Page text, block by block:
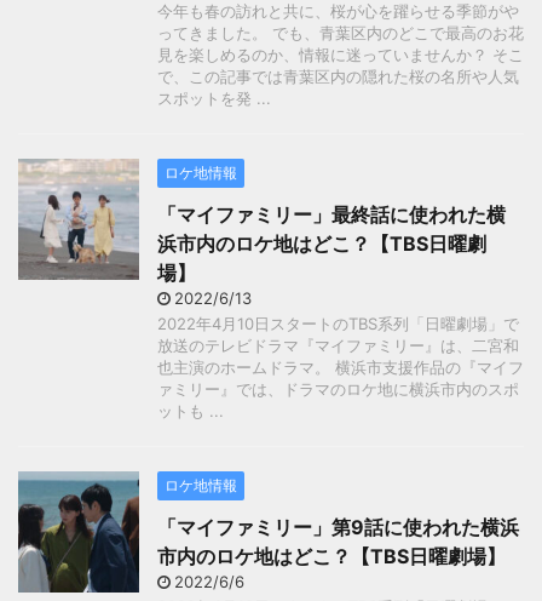
今年も春の訪れと共に、桜が心を躍らせる季節がや
ってきました。 でも、青葉区内のどこで最高のお花
見を楽しめるのか、情報に迷っていませんか？ そこ
で、この記事では青葉区内の隠れた桜の名所や人気
スポットを発 ...
ロケ地情報
「マイファミリー」最終話に使われた横
浜市内のロケ地はどこ？【TBS日曜劇
場】
2022/6/13
2022年4月10日スタートのTBS系列「日曜劇場」で
放送のテレビドラマ『マイファミリー』は、二宮和
也主演のホームドラマ。 横浜市支援作品の『マイフ
ァミリー』では、ドラマのロケ地に横浜市内のスポ
ットも ...
ロケ地情報
「マイファミリー」第9話に使われた横浜
市内のロケ地はどこ？【TBS日曜劇場】
2022/6/6